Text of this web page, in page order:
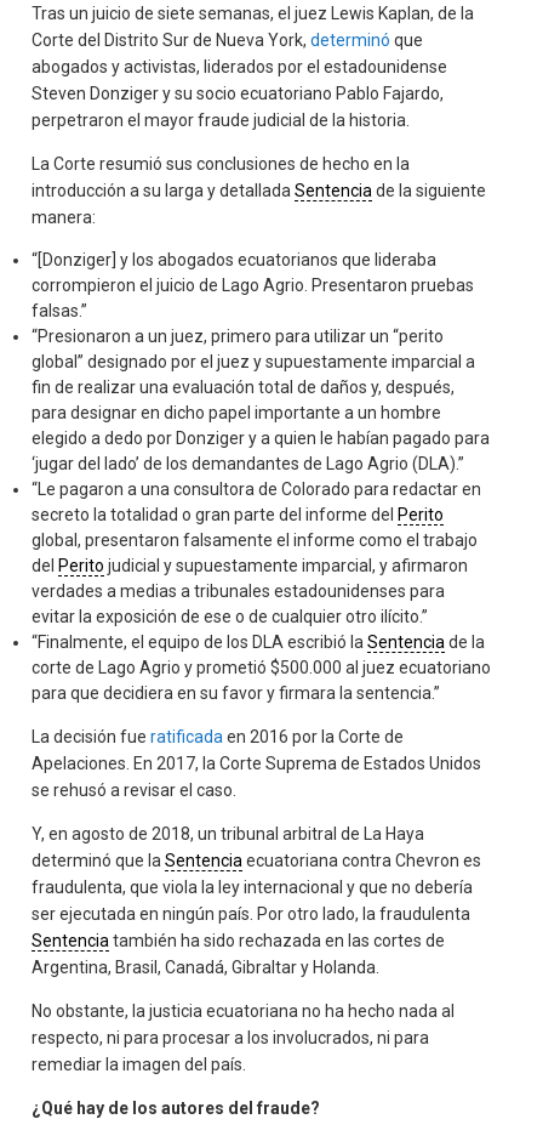
Tras un juicio de siete semanas, el juez Lewis Kaplan, de la
Corte del Distrito Sur de Nueva York,determinó que
abogados y activistas, liderados por el estadounidense
Steven Donziger y su socio ecuatoriano Pablo Fajardo,
perpetraron el mayor fraude judicial de la historia.
La Corte resumió sus conclusiones de hecho en la
introducción a su larga y detalladaSentencia de la siguiente
manera:
“[Donziger] y los abogados ecuatorianos que lideraba
corrompieron el juicio de Lago Agrio. Presentaron pruebas
falsas.”
“Presionaron a un juez, primero para utilizar un “perito
global” designado por el juez y supuestamente imparcial a
fin de realizar una evaluación total de daños y, después,
para designar en dicho papel importante a un hombre
elegido a dedo por Donziger y a quien le habían pagado para
‘jugar del lado’ de los demandantes de Lago Agrio (DLA).”
“Le pagaron a una consultora de Colorado para redactar en
secreto la totalidad o gran parte del informe delPerito
global, presentaron falsamente el informe como el trabajo
delPerito judicial y supuestamente imparcial, y afirmaron
verdades a medias a tribunales estadounidenses para
evitar la exposición de ese o de cualquier otro ilícito.”
“Finalmente, el equipo de los DLA escribió laSentencia de la
corte de Lago Agrio y prometió $500.000 al juez ecuatoriano
para que decidiera en su favor y firmara la sentencia.”
La decisión fueratificada en 2016 por la Corte de
Apelaciones. En 2017, la Corte Suprema de Estados Unidos
se rehusó a revisar el caso.
Y, en agosto de 2018, un tribunal arbitral de La Haya
determinó que laSentencia ecuatoriana contra Chevron es
fraudulenta, que viola la ley internacional y que no debería
ser ejecutada en ningún país. Por otro lado, la fraudulenta
Sentencia también ha sido rechazada en las cortes de
Argentina, Brasil, Canadá, Gibraltar y Holanda.
No obstante, la justicia ecuatoriana no ha hecho nada al
respecto, ni para procesar a los involucrados, ni para
remediar la imagen del país.
¿Qué hay de los autores del fraude?